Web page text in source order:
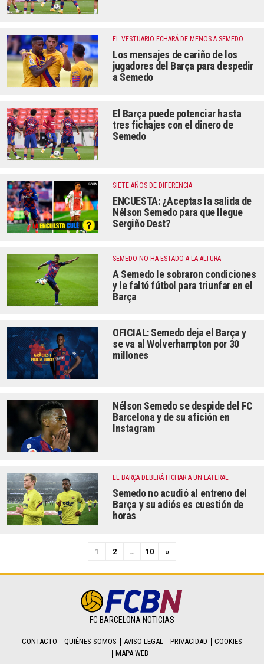
EL VESTUARIO ECHARÁ DE MENOS A SEMEDO
Los mensajes de cariño de los
jugadores del Barça para despedir
a Semedo
El Barça puede potenciar hasta
tres fichajes con el dinero de
Semedo
SIETE AÑOS DE DIFERENCIA
ENCUESTA: ¿Aceptas la salida de
Nélson Semedo para que llegue
Sergiño Dest?
SEMEDO NO HA ESTADO A LA ALTURA
A Semedo le sobraron condiciones
y le faltó fútbol para triunfar en el
Barça
OFICIAL: Semedo deja el Barça y
se va al Wolverhampton por 30
millones
Nélson Semedo se despide del FC
Barcelona y de su afición en
Instagram
EL BARÇA DEBERÁ FICHAR A UN LATERAL
Semedo no acudió al entreno del
Barça y su adiós es cuestión de
horas
1 2 … 10
N
t
»
FC BARCELONA NOTICIAS
CONTACTO QUIÉNES SOMOS AVISO LEGAL PRIVACIDAD
COOKIES
MAPA WEB